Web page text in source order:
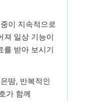
이 지속적으로
져 일상 기능이
를 받아 보시기
땀, 반복적인
가 함께